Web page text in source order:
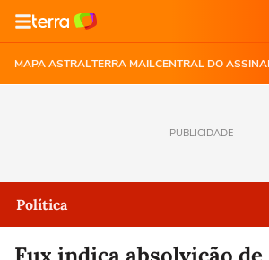
MAPA ASTRALTERRA MAILCENTRAL DO
PUBLICIDADE
Política